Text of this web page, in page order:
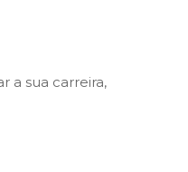
a sua carreira,